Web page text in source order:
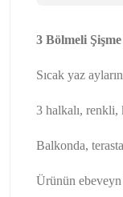
3 Bölmeli
Sıcak yaz
3 halkalı, renkli,
Balkonda,
Ürünün